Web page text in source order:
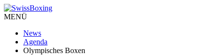
MENÜ
News
Agenda
Olympisches Boxen